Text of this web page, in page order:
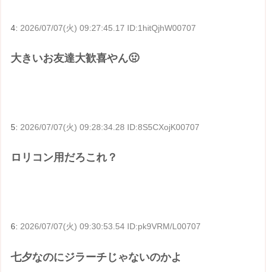
4: 2026/07/07(火) 09:27:45.17 ID:1hitQjhW00707
大きいお友達大歓喜やん🤢
5: 2026/07/07(火) 09:28:34.28 ID:8S5CXojK00707
ロリコン用だろこれ？
6:2026/07/07(火) 09:30:53.54 ID:pk9VRM/L00707
七夕なのにジラーチじゃないのかよ